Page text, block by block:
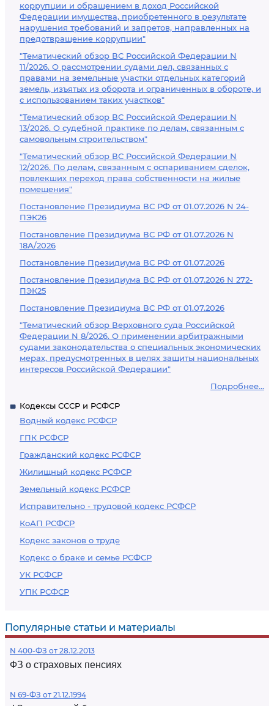
коррупции и обращением в доход Российской
Федерации имущества, приобретенного в результате
нарушения требований и запретов, направленных на
предотвращение коррупции"
"Тематический обзор ВС Российской Федерации N
11/2026. О рассмотрении судами дел, связанных с
правами на земельные участки отдельных категорий
земель, изъятых из оборота и ограниченных в обороте, и
с использованием таких участков"
"Тематический обзор ВС Российской Федерации N
13/2026. О судебной практике по делам, связанным с
самовольным строительством"
"Тематический обзор ВС Российской Федерации N
12/2026. По делам, связанным с оспариванием сделок,
повлекших переход права собственности на жилые
помещения"
Постановление Президиума ВС РФ от 01.07.2026 N 24-
ПЭК26
Постановление Президиума ВС РФ от 01.07.2026 N
18А/2026
Постановление Президиума ВС РФ от 01.07.2026
Постановление Президиума ВС РФ от 01.07.2026 N 272-
ПЭК25
Постановление Президиума ВС РФ от 01.07.2026
"Тематический обзор Верховного суда Российской
Федерации N 8/2026. О применении арбитражными
судами законодательства о специальных экономических
мерах, предусмотренных в целях защиты национальных
интересов Российской Федерации"
Подробнее...
Кодексы СССР и РСФСР
Водный кодекс РСФСР
ГПК РСФСР
Гражданский кодекс РСФСР
Жилищный кодекс РСФСР
Земельный кодекс РСФСР
Исправительно - трудовой кодекс РСФСР
КоАП РСФСР
Кодекс законов о труде
Кодекс о браке и семье РСФСР
УК РСФСР
УПК РСФСР
Популярные статьи и материалы
N 400-ФЗ от 28.12.2013
ФЗ о страховых пенсиях
N 69-ФЗ от 21.12.1994